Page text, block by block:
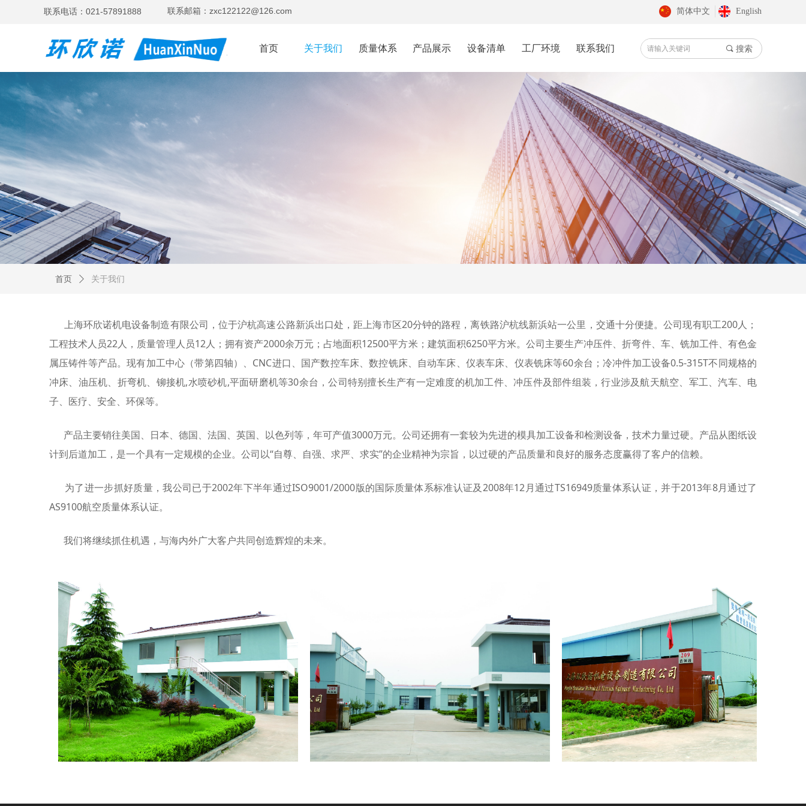
首页 关于我们 质量体系 产品展示 设备清单 工厂环境 联系我们
联系电话：021-57891888 联系邮箱：zxc122122@126.com 简体中文 English
끠 搜索
上海环欣诺机电设备制造有限公司，位于沪杭高速公路新浜出口处，距上海市区20分钟的路程，离铁路沪杭线新浜站一公里，交通十分便捷。公司现有职工200人；
工程技术人员22人，质量管理人员12人；拥有资产2000余万元；占地面积12500平方米；建筑面积6250平方米。公司主要生产冲压件、折弯件、车、铣加工件、有色金
属压铸件等产品。现有加工中心（带第四轴）、CNC进口、国产数控车床、数控铣床、自动车床、仪表车床、仪表铣床等60余台；冷冲件加工设备0.5-315T不同规格的
冲床、油压机、折弯机、铆接机,水喷砂机,平面研磨机等30余台，公司特别擅长生产有一定难度的机加工件、冲压件及部件组装，行业涉及航天航空、军工、汽车、电
子、医疗、安全、环保等。
产品主要销往美国、日本、德国、法国、英国、以色列等，年可产值3000万元。公司还拥有一套较为先进的模具加工设备和检测设备，技术力量过硬。产品从图纸设
计到后道加工，是一个具有一定规模的企业。公司以“自尊、自强、求严、求实”的企业精神为宗旨，以过硬的产品质量和良好的服务态度赢得了客户的信赖。
为了进一步抓好质量，我公司已于2002年下半年通过ISO9001/2000版的国际质量体系标准认证及2008年12月通过TS16949质量体系认证，并于2013年8月通过了
AS9100航空质量体系认证。
我们将继续抓住机遇，与海内外广大客户共同创造辉煌的未来。
首页 ꄲ 关于我们